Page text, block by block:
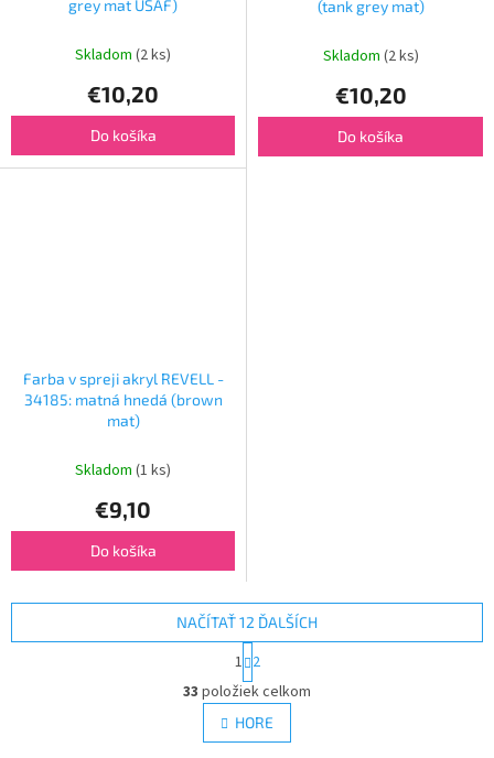
grey mat USAF)
Skladom (2 ks)
€10,20
Do košíka
(tank grey mat)
Skladom (2 ks)
€10,20
Do košíka
Farba v spreji akryl REVELL -
34185: matná hnedá (brown
mat)
Skladom (1 ks)
€9,10
Do košíka
O
v
l
á
NAČÍTAŤ 12 ĎALŠÍCH
t
r
á
n
k
1 2
33 položiek celkom
HORE